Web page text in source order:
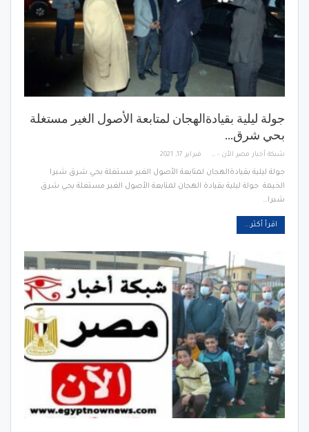
جولة ليلية بقيادةالهجان لمتابعة الأصول الغير مستغلة
بحي شرق…
شبكة أخبار مصر الأن - Egypt News Network Now فبراير 17, 2021
جولة ليلية بقيادةالهجان لمتابعة الأصول الغير مستغلة بحي شرق شبرا
الخيمة جولة ليلية بقيادة الهجان لمتابعة الأصول الغير مستغلة بحي شرق
شبرا…
اقرأ أكثر...